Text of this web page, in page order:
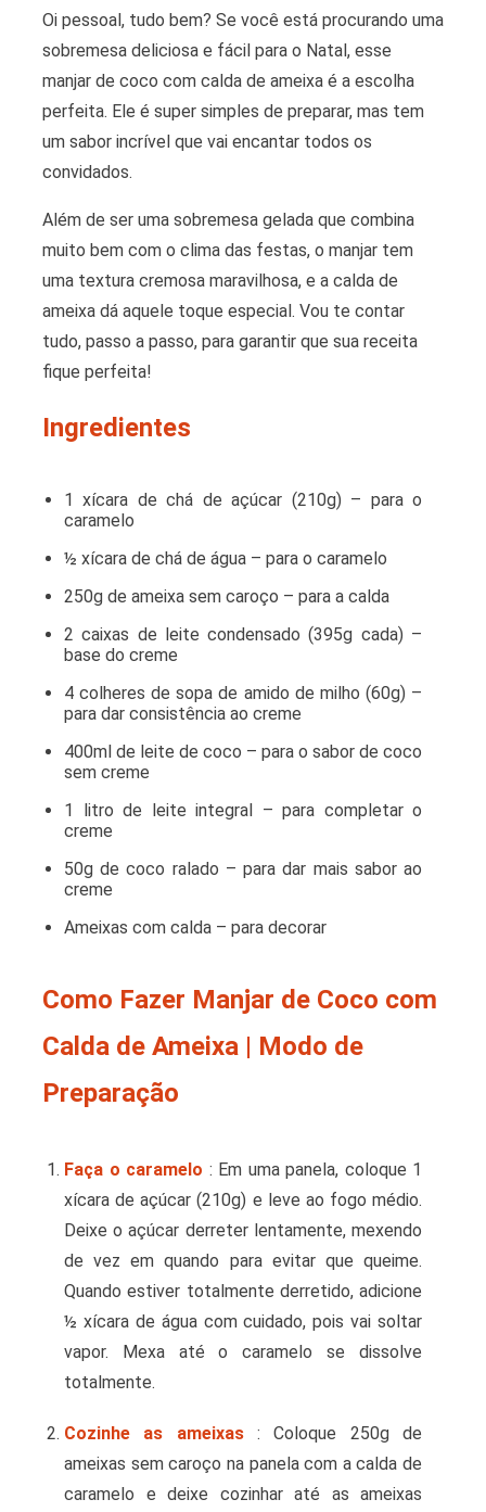
Oi pessoal, tudo bem? Se você está procurando uma
sobremesa deliciosa e fácil para o Natal, esse
manjar de coco com calda de ameixa é a escolha
perfeita. Ele é super simples de preparar, mas tem
um sabor incrível que vai encantar todos os
convidados.
Além de ser uma sobremesa gelada que combina
muito bem com o clima das festas, o manjar tem
uma textura cremosa maravilhosa, e a calda de
ameixa dá aquele toque especial. Vou te contar
tudo, passo a passo, para garantir que sua receita
fique perfeita!
Ingredientes
1 xícara de chá de açúcar (210g) – para o
caramelo
½ xícara de chá de água – para o caramelo
250g de ameixa sem caroço – para a calda
2 caixas de leite condensado (395g cada) –
base do creme
4 colheres de sopa de amido de milho (60g) –
para dar consistência ao creme
400ml de leite de coco – para o sabor de coco
sem creme
1 litro de leite integral – para completar o
creme
50g de coco ralado – para dar mais sabor ao
creme
Ameixas com calda – para decorar
Como Fazer Manjar de Coco com
Calda de Ameixa | Modo de
Preparação
Faça o caramelo : Em uma panela, coloque 1
xícara de açúcar (210g) e leve ao fogo médio.
Deixe o açúcar derreter lentamente, mexendo
de vez em quando para evitar que queime.
Quando estiver totalmente derretido, adicione
½ xícara de água com cuidado, pois vai soltar
vapor. Mexa até o caramelo se dissolve
totalmente.
Cozinhe as ameixas: Coloque 250g de
ameixas sem caroço na panela com a calda de
caramelo e deixe cozinhar até as ameixas